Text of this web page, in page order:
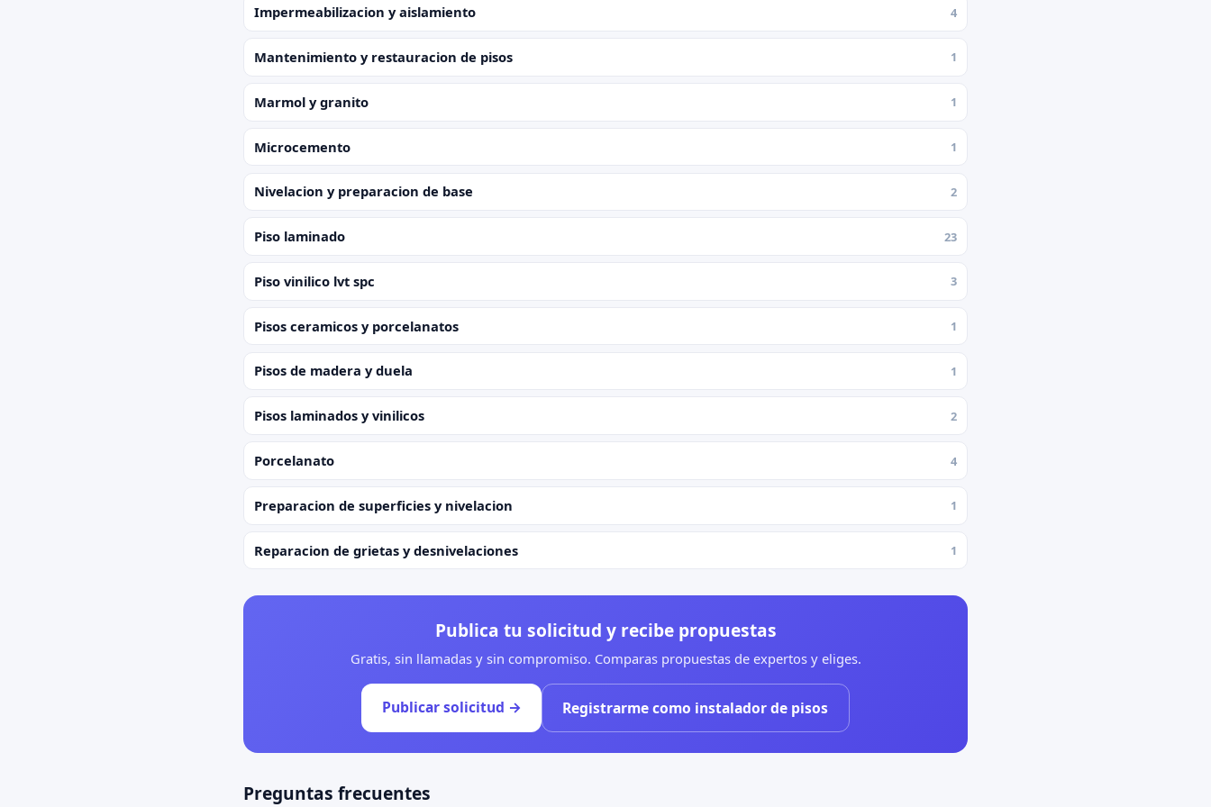
Impermeabilizacion y aislamiento 4
Mantenimiento y restauracion de pisos 1
Marmol y granito 1
Microcemento 1
Nivelacion y preparacion de base 2
Piso laminado 23
Piso vinilico lvt spc 3
Pisos ceramicos y porcelanatos 1
Pisos de madera y duela 1
Pisos laminados y vinilicos 2
Porcelanato 4
Preparacion de superficies y nivelacion 1
Reparacion de grietas y desnivelaciones 1
Publica tu solicitud y recibe propuestas
Gratis, sin llamadas y sin compromiso. Comparas propuestas de expertos y eliges.
Publicar solicitud → Registrarme como instalador de pisos
Preguntas frecuentes